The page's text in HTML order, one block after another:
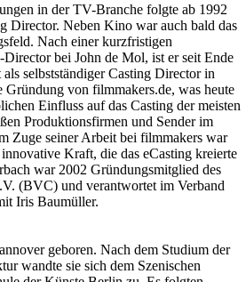
in der TV-Branche folgte ab 1992
Director. Neben Kino war auch bald das
Nach einer kurzfristigen
Director bei John de Mol, ist er seit Ende
selbstständiger Casting Director in
von filmmakers.de, was heute
Einfluss auf das Casting der meisten
Produktionsfirmen und Sender im
Zuge seiner Arbeit bei filmmakers war
Kraft, die das eCasting kreierte
war 2002 Gründungsmitglied des
(BVC) und verantwortet im Verband
Iris Baumüller.
geboren. Nach dem Studium der
wandte sie sich dem Szenischen